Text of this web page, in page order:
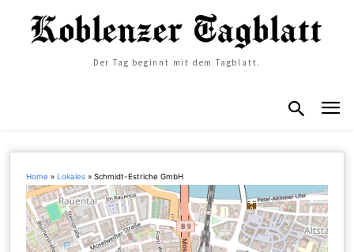
Der Tag beginnt mit dem Tagblatt.
Home »Lokales »Schmidt-Estriche GmbH